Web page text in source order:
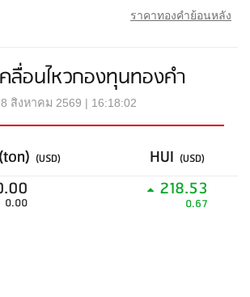
ราคาทองคำย้อนหลัง
ลื่อนไหวกองทุนทองคำ
8 สิงหาคม 2569 | 16:18:02
(USD) HUI (USD)
0.00
218.53
0.67